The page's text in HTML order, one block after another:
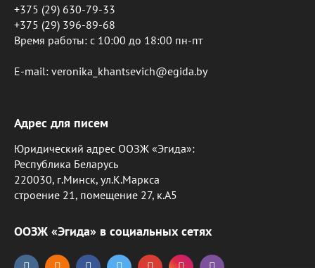
+375 (29) 630-79-33
+375 (29) 396-89-68
Время работы: c 10:00 до 18:00 пн-пт
E-mail: veronika_khantsevich@egida.by
Адрес для писем
Юридический адрес ООЗЖ «Эгида»:
Республика Беларусь
220030, г.Минск, ул.К.Маркса
строение 21, помещение 27, к.А5
ООЗЖ «Эгида» в социальных сетях